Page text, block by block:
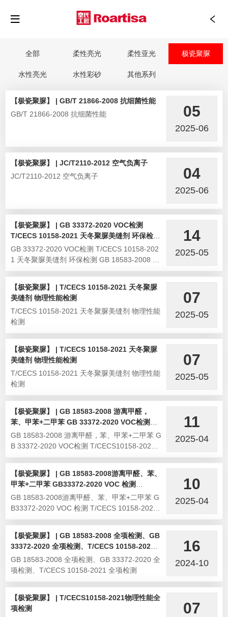
全部 柔性亮光 柔性亚光 极瓷聚脲
水性亮光 水性彩砂 其他系列
【极瓷聚脲】 | GB/T 21866-2008 抗细菌性能
GB/T 21866-2008 抗细菌性能
05
2025-06
【极瓷聚脲】 | JC/T2110-2012 空气负离子
JC/T2110-2012 空气负离子
04
2025-06
【极瓷聚脲】 | GB 33372-2020 VOC检测
T/CECS 10158-2021 天冬聚脲美缝剂 环保检测
GB 18583-2008 游离甲醛，甲苯、二甲苯检测
GB 33372-2020 VOC检测 T/CECS 10158-202
1 天冬聚脲美缝剂 环保检测 GB 18583-2008 游
离甲醛，甲苯、二甲苯检测
14
2025-05
【极瓷聚脲】 | T/CECS 10158-2021 天冬聚脲
美缝剂 物理性能检测
T/CECS 10158-2021 天冬聚脲美缝剂 物理性能
检测
07
2025-05
【极瓷聚脲】 | T/CECS 10158-2021 天冬聚脲
美缝剂 物理性能检测
T/CECS 10158-2021 天冬聚脲美缝剂 物理性能
检测
07
2025-05
【极瓷聚脲】 | GB 18583-2008 游离甲醛，
苯、甲苯+二甲苯 GB 33372-2020 VOC检测
T/CECS10158-2021TDI、HDI、可溶性金属检
测
GB 18583-2008 游离甲醛，苯、甲苯+二甲苯 G
B 33372-2020 VOC检测 T/CECS10158-2021T
DI、HDI、可溶性金属检测
11
2025-04
【极瓷聚脲】 | GB 18583-2008游离甲醛、苯、
甲苯+二甲苯 GB33372-2020 VOC 检测
T/CECS 10158-2021 TDI、HDI、可溶性重金属
检测
GB 18583-2008游离甲醛、苯、甲苯+二甲苯 G
B33372-2020 VOC 检测 T/CECS 10158-2021
TDI、HDI、可溶性重金属检测
10
2025-04
【极瓷聚脲】 | GB 18583-2008 全项检测、GB
33372-2020 全项检测、T/CECS 10158-2021
全项检测
GB 18583-2008 全项检测、GB 33372-2020 全
项检测、T/CECS 10158-2021 全项检测
16
2024-10
【极瓷聚脲】 | T/CECS10158-2021物理性能全
项检测
07